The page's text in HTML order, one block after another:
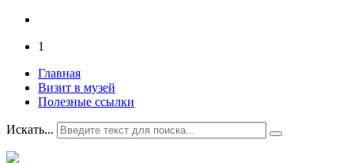
1
Главная
Визит в музей
Полезные ссылки
Искать...